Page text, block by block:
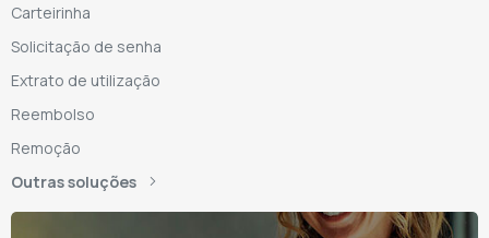
Carteirinha
Solicitação de senha
Extrato de utilização
Reembolso
Remoção
Outras soluções